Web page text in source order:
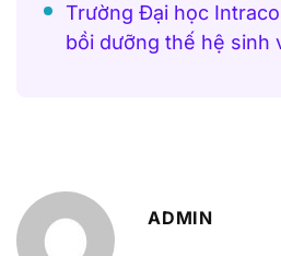
Trường Đại học
bồi dưỡng thế hệ sinh
ADMIN